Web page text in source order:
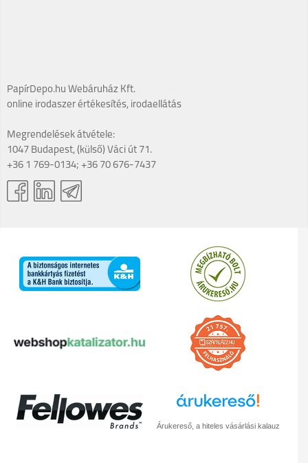
PapírDepo.hu Webáruház Kft.
online irodaszer értékesítés, irodaellátás
Megrendelések átvétele:
1047 Budapest, (külső) Váci út 71.
+36 1 769-0134; +36 70 676-7437
Árukereső, a hiteles vásárlási kalauz